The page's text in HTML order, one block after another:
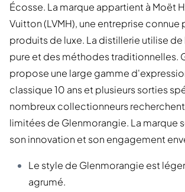
Écosse. La marque appartient à Moët
Vuitton (LVMH), une entreprise connue
produits de luxe. La distillerie utilise
pure et des méthodes traditionnelles.
propose une large gamme
classique 10 ans et plusieurs sorties
nombreux collectionneurs
limitées de Glenmorangie. La marque
son innovation et son engagement
Le style de Glenmorangie est
agrumé.